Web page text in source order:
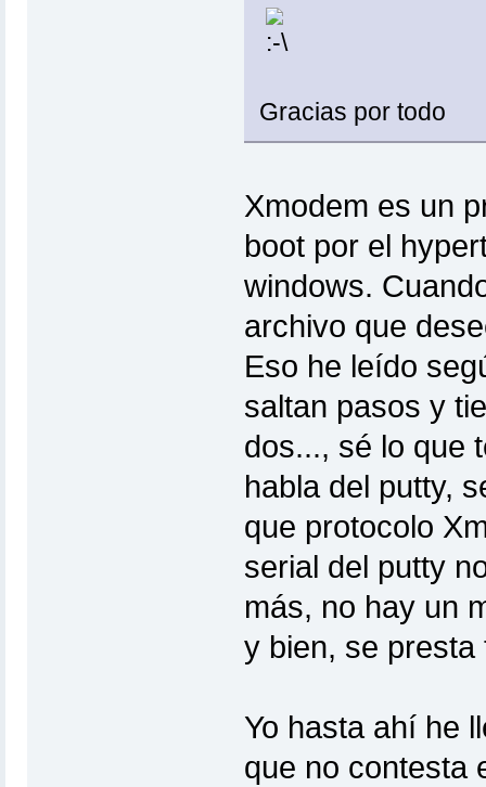
Gracias por todo
Xmodem es un
boot por el
windows.
archivo que
Eso he leído
saltan pasos y
dos..., sé lo que
habla del putty,
que protocolo
serial del putty
más, no hay un
y bien, se
Yo hasta ahí he
que no contesta